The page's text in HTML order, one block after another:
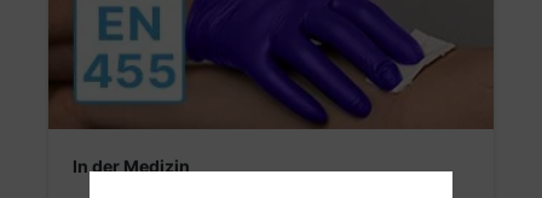
In der Medizin